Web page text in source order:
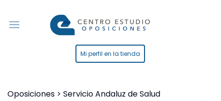
Mi perfil en la tienda
Oposiciones > Servicio Andaluz de Salud